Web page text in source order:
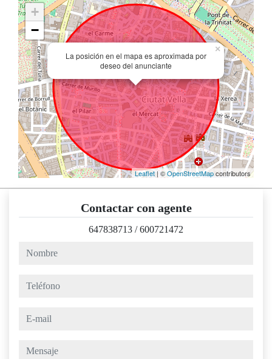
La posición en el mapa es aproximada por
deseo del anunciante
×
+
−
Leaflet | ©OpenStreetMapcontributors
Contactar con agente
647838713 /600721472
nombre
teléfono
e-mail
mensaje